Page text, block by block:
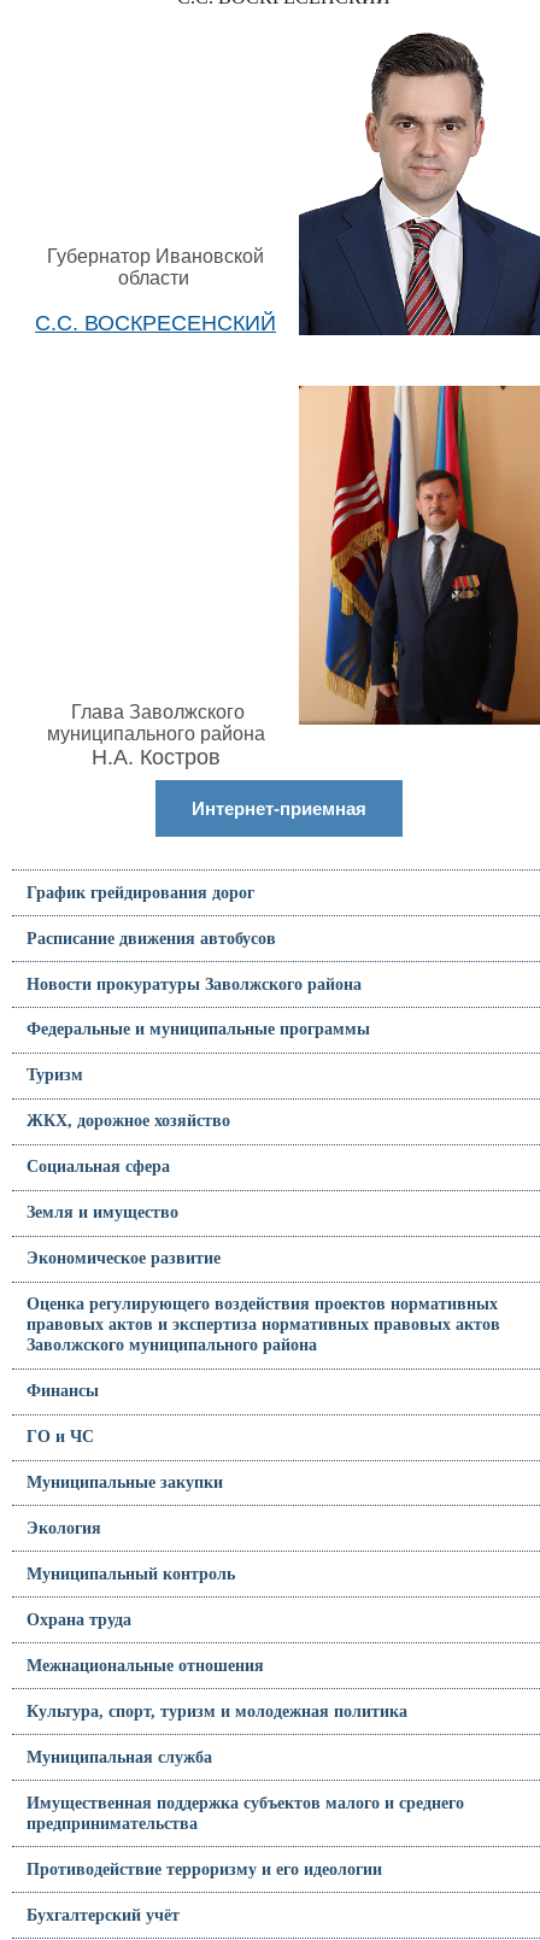
Губернатор Ивановской
области
С.С. ВОСКРЕСЕНСКИЙ
Глава Заволжского
муниципального района
Н.А. Костров
Интернет-приемная
График грейдирования дорог
Расписание движения автобусов
Новости прокуратуры Заволжского района
Федеральные и муниципальные программы
Туризм
ЖКХ, дорожное хозяйство
Социальная сфера
Земля и имущество
Экономическое развитие
Оценка регулирующего воздействия проектов нормативных
правовых актов и экспертиза нормативных правовых актов
Заволжского муниципального района
Финансы
ГО и ЧС
Муниципальные закупки
Экология
Муниципальный контроль
Охрана труда
Межнациональные отношения
Культура, спорт, туризм и молодежная политика
Муниципальная служба
Имущественная поддержка субъектов малого и среднего
предпринимательства
Противодействие терроризму и его идеологии
Бухгалтерский учёт